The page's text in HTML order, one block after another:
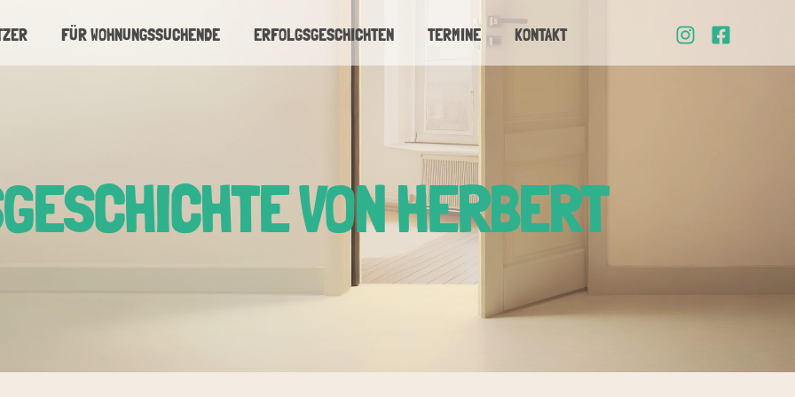
FÜR WOHNUNGSSUCHENDE ERFOLGSGESCHICHTEN TERMINE KONTAKT
VON HERBERT